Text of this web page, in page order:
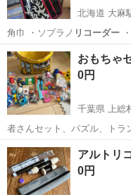
北海道 大麻
角巾 ・ソプラノ リコーダー・
北海道 江別市
おもちゃ
0円
千葉県 上総
者さんセット、パズル、トラ
ム、コマ、丸バツゲー…
千葉 市原市 上総村上
アルトリ
0円